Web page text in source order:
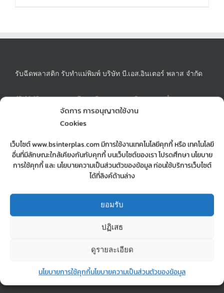
จัดการ การอนุญาตใช้งาน
Cookies
เว็บไซต์ www.bsinterplas.com มีการใช้งานเทคโนโลยีคุกกี้ หรือ เทคโนโลยี
อื่นที่มีลักษณะใกล้เคียงกันกับคุกกี้ บนเว็บไซต์ของเรา โปรดศึกษา นโยบาย
การใช้คุกกี้ และ นโยบายความเป็นส่วนตัวของข้อมูล ก่อนใช้บริการเว็บไซต์
ได้ที่ลิงค์ด้านล่าง
ยอมรับ
ปฏิเสธ
ดูรายละเอียด
นโยบายการใช้คุกกี้นโยบายความเป็นส่วนตัวของข้อมูล
รับฉีดพลาสติก รับทำแม่พิมพ์ บริษัท บี.เอส.อินเตอร์ พลาส จำกัด
42,44,46 ซอยสะแกงาม 7 แยก 8 ถนนพระราม 2 แขวงแสมดำ เขต
บางขุนเทียน กรุงเทพฯ 10150
02-897-0245-6
Fax:028970247
Email:sopa.manager@gmail.com
Web:รับฉีดพาสติก รับทำแม่พิมพ์ บริษัท บี.เอส. อินเตอร์ พลาส จำกัด
MOBILE MAP